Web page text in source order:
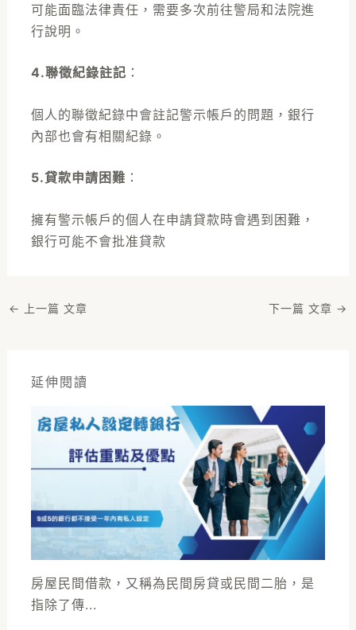
可能面臨法律責任，需要多次前往警局和法院進
行說明。
4.聯徵紀錄註記 ：
個人的聯徵紀錄中會註記警示帳戶的問題，銀行
內部也會有相關紀錄。
5.貸款申請困難 ：
擁有警示帳戶的個人在申請貸款時會遇到困難，
銀行可能不會批准貸款
← 上一篇 文章 下一篇 文章 →
延伸閱讀
房屋民間借款，又稱為民間房貸或民間二胎，是
指除了傳...